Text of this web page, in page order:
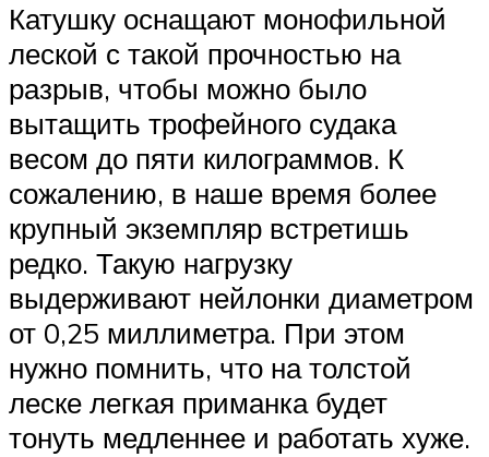
Катушку оснащают монофильной
леской с такой прочностью на
разрыв, чтобы можно было
вытащить трофейного судака
весом до пяти килограммов. К
сожалению, в наше время более
крупный экземпляр встретишь
редко. Такую нагрузку
выдерживают нейлонки диаметром
от 0,25 миллиметра. При этом
нужно помнить, что на толстой
леске легкая приманка будет
тонуть медленнее и работать хуже.